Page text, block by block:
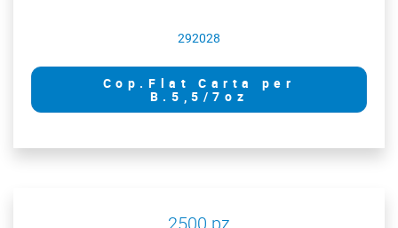
292028
Cop.Flat Carta per
B.5,5/7oz
2500 pz